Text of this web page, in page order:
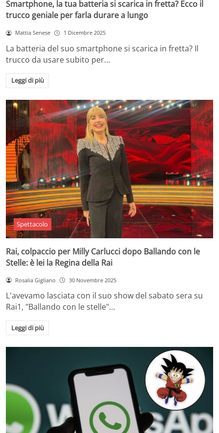
Smartphone, la tua batteria si scarica in fretta? Ecco il
trucco geniale per farla durare a lungo
Mattia Senese 1 Dicembre 2025
La batteria del suo smartphone si scarica in fretta? Il
trucco da usare subito per…
Leggi di più
Spettacolo
Rai, colpaccio per Milly Carlucci dopo Ballando con le
Stelle: è lei la Regina della Rai
Rosalia Gigliano 30 Novembre 2025
L'avevamo lasciata con il suo show del sabato sera su
Rai1, "Ballando con le stelle"…
Leggi di più